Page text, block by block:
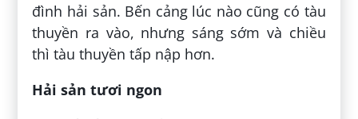
đình hải sản. Bến cảng lúc nào cũng có tàu
thuyền ra vào, nhưng sáng sớm và chiều
thì tàu thuyền tấp nập hơn.
Hải sản tươi ngon